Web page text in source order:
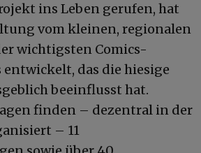
ins Leben gerufen, hat
vom kleinen, regionalen
wichtigsten Comics-
entwickelt, das die hiesige
beeinflusst hat.
finden – dezentral in der
– 11